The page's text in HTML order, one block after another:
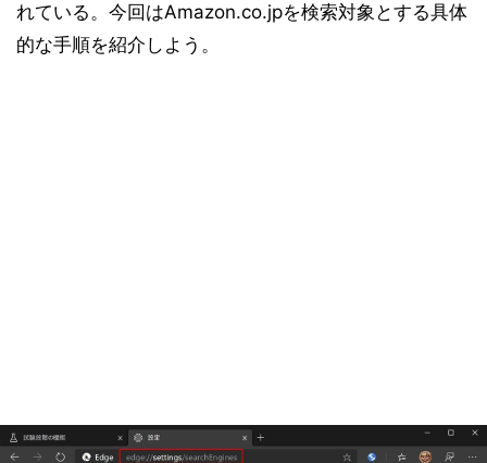
れている。今回はAmazon.co.jpを検索対象とする具体
的な手順を紹介しよう。